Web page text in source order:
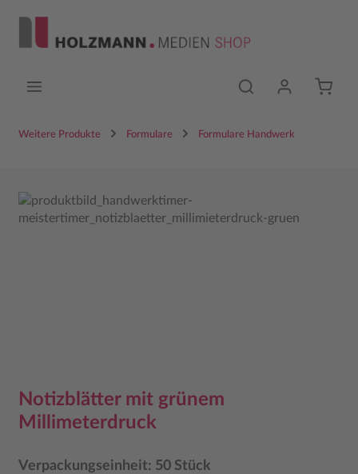
Weitere Produkte Formulare Formulare Handwerk
Bildergalerie überspringen
Notizblätter mit grünem
Millimeterdruck
Verpackungseinheit: 50 Stück